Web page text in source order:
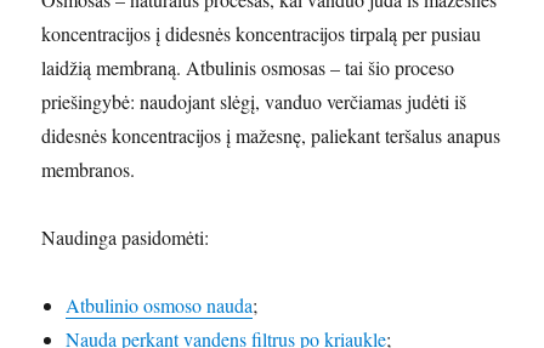
koncentracijos į didesnės koncentracijos tirpalą per pusiau
laidžią membraną. Atbulinis osmosas – tai šio proceso
priešingybė: naudojant slėgį, vanduo verčiamas judėti iš
didesnės koncentracijos į mažesnę, paliekant teršalus anapus
membranos.
Naudinga pasidomėti:
Atbulinio osmoso nauda;
Nauda perkant vandens filtrus po kriaukle;